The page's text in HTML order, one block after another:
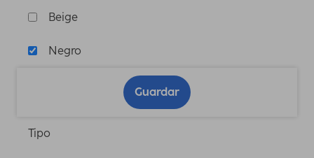
Beige
Negro
Guardar
Tipo